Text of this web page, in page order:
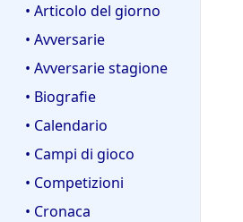
• Articolo del giorno
• Avversarie
• Avversarie stagione
• Biografie
• Calendario
• Campi di gioco
• Competizioni
• Cronaca